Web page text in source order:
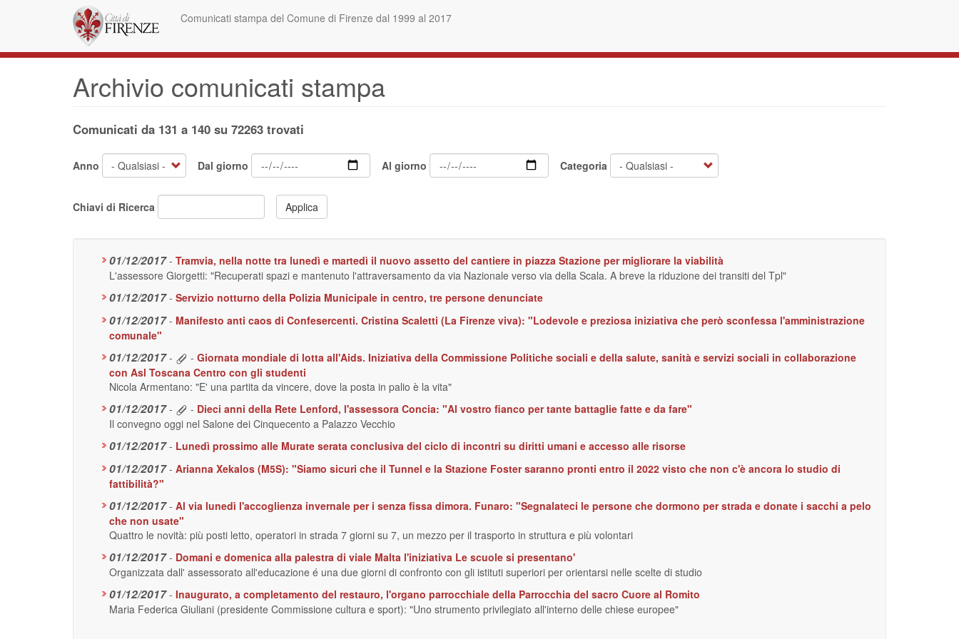
principale
Comunicati stampa del Comune di Firenze dal 1999 al 2017
Archivio comunicati stampa
Comunicati da 131 a 140 su 72263 trovati
Anno Dal giorno Al giorno Categoria
Chiavi di Ricerca Applica
01/12/2017 - Tramvia, nella notte tra lunedì e martedì il nuovo assetto del cantiere in piazza Stazione per migliorare la viabilità
L'assessore Giorgetti: "Recuperati spazi e mantenuto l'attraversamento da via Nazionale verso via della Scala. A breve la riduzione dei transiti del Tpl"
01/12/2017 - Servizio notturno della Polizia Municipale in centro, tre persone denunciate
01/12/2017 - Manifesto anti caos di Confesercenti. Cristina Scaletti (La Firenze viva): "Lodevole e preziosa iniziativa che però sconfessa l'amministrazione
comunale"
01/12/2017 - - Giornata mondiale di lotta all'Aids. Iniziativa della Commissione Politiche sociali e della salute, sanità e servizi sociali in collaborazione
con Asl Toscana Centro con gli studenti
Nicola Armentano: "E' una partita da vincere, dove la posta in palio è la vita"
01/12/2017 - - Dieci anni della Rete Lenford, l'assessora Concia: "Al vostro fianco per tante battaglie fatte e da fare"
Il convegno oggi nel Salone dei Cinquecento a Palazzo Vecchio
01/12/2017 - Lunedì prossimo alle Murate serata conclusiva del ciclo di incontri su diritti umani e accesso alle risorse
01/12/2017 - Arianna Xekalos (M5S): "Siamo sicuri che il Tunnel e la Stazione Foster saranno pronti entro il 2022 visto che non c'è ancora lo studio di
fattibilità?"
01/12/2017 - Al via lunedì l'accoglienza invernale per i senza fissa dimora. Funaro: "Segnalateci le persone che dormono per strada e donate i sacchi a pelo
che non usate"
Quattro le novità: più posti letto, operatori in strada 7 giorni su 7, un mezzo per il trasporto in struttura e più volontari
01/12/2017 - Domani e domenica alla palestra di viale Malta l'iniziativa Le scuole si presentano'
Organizzata dall' assessorato all'educazione é una due giorni di confronto con gli istituti superiori per orientarsi nelle scelte di studio
01/12/2017 - Inaugurato, a completamento del restauro, l'organo parrocchiale della Parrocchia del sacro Cuore al Romito
Maria Federica Giuliani (presidente Commissione cultura e sport): "Uno strumento privilegiato all'interno delle chiese europee"